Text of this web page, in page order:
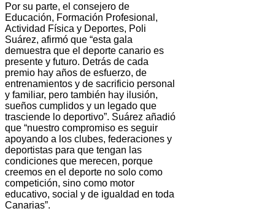
Por su parte, el consejero de
Educación, Formación Profesional,
Actividad Física y Deportes, Poli
Suárez, afirmó que “esta gala
demuestra que el deporte canario es
presente y futuro. Detrás de cada
premio hay años de esfuerzo, de
entrenamientos y de sacrificio personal
y familiar, pero también hay ilusión,
sueños cumplidos y un legado que
trasciende lo deportivo”. Suárez añadió
que “nuestro compromiso es seguir
apoyando a los clubes, federaciones y
deportistas para que tengan las
condiciones que merecen, porque
creemos en el deporte no solo como
competición, sino como motor
educativo, social y de igualdad en toda
Canarias”.